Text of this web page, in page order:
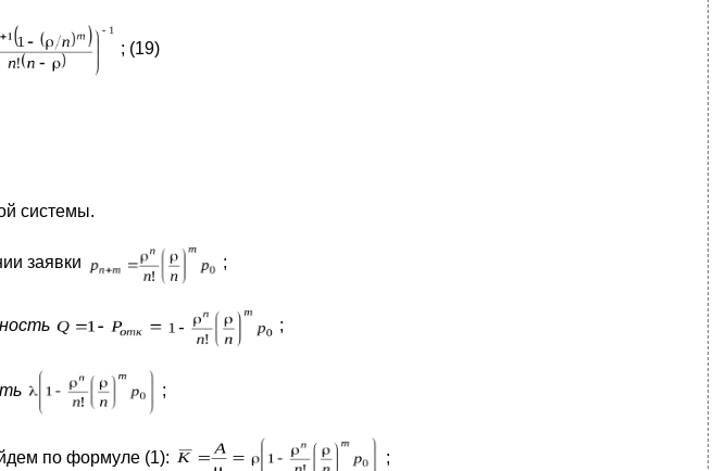
; (19)
системы.
заявки ;
;
;
по формуле (1): ;